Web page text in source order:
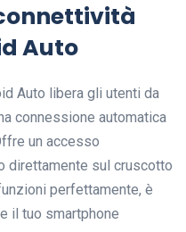
Auto
Auto libera gli utenti da
connessione automatica
un accesso
direttamente sul cruscotto
perfettamente, è
il tuo smartphone